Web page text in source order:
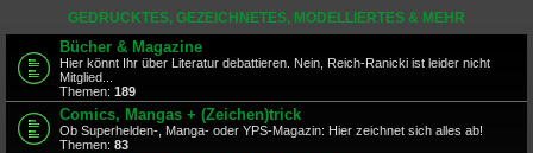
GEDRUCKTES, GEZEICHNETES, MODELLIERTES & MEHR
Bücher & Magazine
Hier könnt Ihr über Literatur debattieren. Nein, Reich-Ranicki ist leider nicht
Mitglied...
Themen: 189
Comics, Mangas + (Zeichen)trick
Ob Superhelden-, Manga- oder YPS-Magazin: Hier zeichnet sich alles ab!
Themen: 83